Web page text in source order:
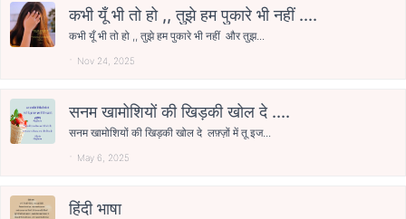
कभी यूँ भी तो हो ,, तुझे हम पुकारे भी नहीं ....
कभी यूँ भी तो हो ,, तुझे हम पुकारे भी नहीं और तुझ...
Nov 24, 2025
सनम खामोशियों की खिड़की खोल दे ....
सनम खामोशियों की खिड़की खोल दे लफ़्ज़ों में तू इज...
May 6, 2025
हिंदी भाषा